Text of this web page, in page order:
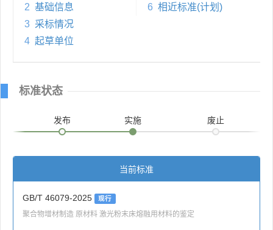
2 基础信息
3 采标情况
4 起草单位
6 相近标准(计划)
标准状态
发布 实施 废止
当前标准
GB/T 46079-2025 现行
聚合物增材制造 原材料 激光粉末床熔融用材料的鉴定